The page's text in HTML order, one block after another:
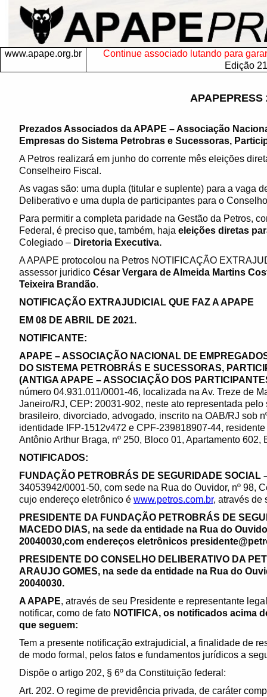
www.apape.org.br
Continue associado lutando para
Edição
APAPEPRESS
Prezados Associados da APAPE – Associação
Empresas do Sistema Petrobras e Sucessoras,
A Petros realizará em junho do corrente mês eleições
Conselheiro Fiscal.
As vagas são: uma dupla (titular e suplente) para a vaga
Deliberativo e uma dupla de participantes para o
Para permitir a completa paridade na Gestão da Petros,
Federal, é preciso que, também, haja eleições diretas
Colegiado – Diretoria Executiva.
A APAPE protocolou na Petros NOTIFICAÇÃO
assessor juridico César Vergara de Almeida Martins
Teixeira Brandão.
NOTIFICAÇÃO EXTRAJUDICIAL QUE FAZ A APAPE
EM 08 DE ABRIL DE 2021.
NOTIFICANTE:
APAPE – ASSOCIAÇÃO NACIONAL DE
DO SISTEMA PETROBRÁS E SUCESSORAS,
(ANTIGA APAPE – ASSOCIAÇÃO DOS
número 04.931.011/0001-46, localizada na Av. Treze de
Janeiro/RJ, CEP: 20031-902, neste ato representada
brasileiro, divorciado, advogado, inscrito na OAB/RJ sob
identidade IFP-1512v472 e CPF-239818907-44,
Antônio Arthur Braga, nº 250, Bloco 01, Apartamento
NOTIFICADOS:
FUNDAÇÃO PETROBRÁS DE SEGURIDADE SOCIAL
34053942/0001-50, com sede na Rua do Ouvidor, nº 98,
cujo endereço eletrônico é www.petros.com.br, através de
PRESIDENTE DA FUNDAÇÃO PETROBRÁS DE
MACEDO DIAS, na sede da entidade na Rua do
20040030,com endereços eletrônicos
PRESIDENTE DO CONSELHO DELIBERATIVO DA
ARAUJO GOMES, na sede da entidade na Rua do
20040030.
A APAPE, através de seu Presidente e representante
notificar, como de fato NOTIFICA, os notificados acima
que seguem:
Tem a presente notificação extrajudicial, a finalidade de
de modo formal, pelos fatos e fundamentos jurídicos a
Dispõe o artigo 202, § 6º da Constituição federal:
Art. 202. O regime de previdência privada, de caráter